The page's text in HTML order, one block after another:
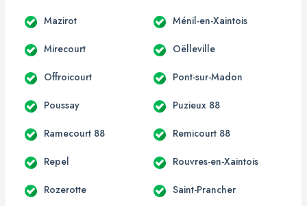
Mazirot Ménil-en-Xaintois
Mirecourt Oëlleville
Offroicourt Pont-sur-Madon
Poussay Puzieux 88
Ramecourt 88 Remicourt 88
Repel Rouvres-en-Xaintois
Rozerotte Saint-Prancher